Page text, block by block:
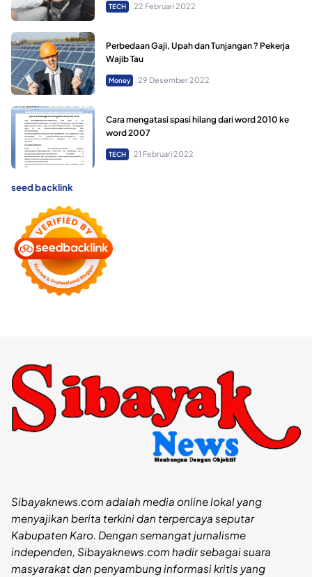
TECH 22 Februari 2022
Perbedaan Gaji, Upah dan Tunjangan ? Pekerja
Wajib Tau
Money 29 Desember 2022
Cara mengatasi spasi hilang dari word 2010 ke
word 2007
TECH 21 Februari 2022
seed backlink
Sibayaknews.com adalah media online lokal yang
menyajikan berita terkini dan terpercaya seputar
Kabupaten Karo. Dengan semangat jurnalisme
independen, Sibayaknews.com hadir sebagai suara
masyarakat dan penyambung informasi kritis yang